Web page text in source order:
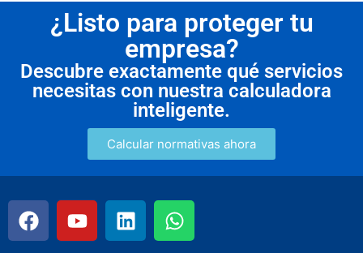
¿Listo para proteger tu
empresa?
Descubre exactamente qué servicios
necesitas con nuestra calculadora
inteligente.
Calcular normativas ahora